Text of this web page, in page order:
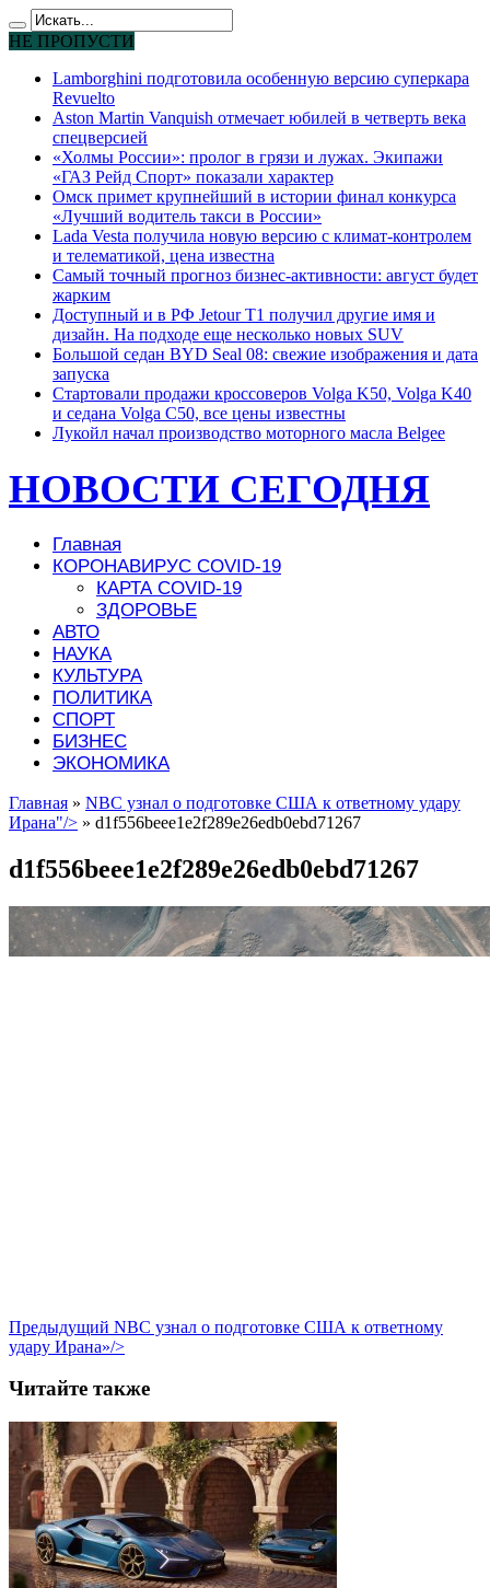
НЕ ПРОПУСТИ
Lamborghini подготовила особенную версию суперкара
Revuelto
Aston Martin Vanquish отмечает юбилей в четверть века
спецверсией
«Холмы России»: пролог в грязи и лужах. Экипажи
«ГАЗ Рейд Спорт» показали характер
Омск примет крупнейший в истории финал конкурса
«Лучший водитель такси в России»
Lada Vesta получила новую версию с климат-контролем
и телематикой, цена известна
Самый точный прогноз бизнес-активности: август будет
жарким
Доступный и в РФ Jetour T1 получил другие имя и
дизайн. На подходе еще несколько новых SUV
Большой седан BYD Seal 08: свежие изображения и дата
запуска
Стартовали продажи кроссоверов Volga K50, Volga K40
и седана Volga C50, все цены известны
Лукойл начал производство моторного масла Belgee
НОВОСТИ СЕГОДНЯ
Главная
КОРОНАВИРУС COVID-19
КАРТА COVID-19
ЗДОРОВЬЕ
АВТО
НАУКА
КУЛЬТУРА
ПОЛИТИКА
СПОРТ
БИЗНЕС
ЭКОНОМИКА
Главная » NBC узнал о подготовке США к ответному удару
Ирана"/> » d1f556beee1e2f289e26edb0ebd71267
d1f556beee1e2f289e26edb0ebd71267
Предыдущий NBC узнал о подготовке США к ответному
удару Ирана»/>
Читайте также